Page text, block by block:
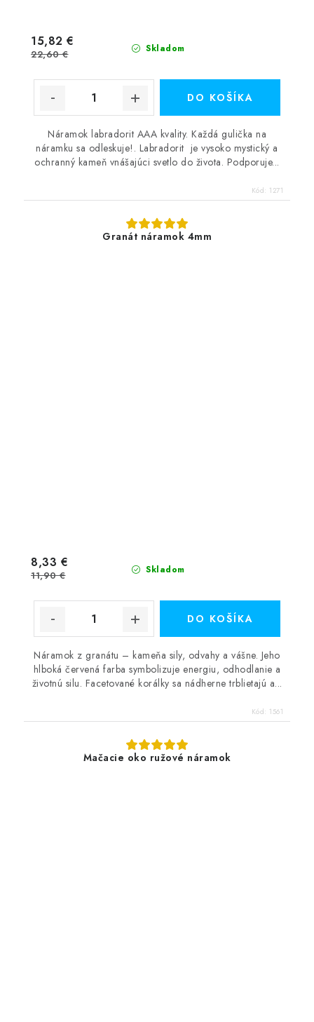
Skladom
15,82 €
22,60 €
DO KOŠÍKA
Náramok labradorit AAA kvality. Každá gulička na
náramku sa odleskuje!. Labradorit je vysoko mystický a
ochranný kameň vnášajúci svetlo do života. Podporuje...
Kód: 1271
Granát náramok 4mm
Skladom
8,33 €
11,90 €
DO KOŠÍKA
Náramok z granátu – kameňa sily, odvahy a vášne. Jeho
hlboká červená farba symbolizuje energiu, odhodlanie a
životnú silu. Facetované korálky sa nádherne trblietajú a...
Kód: 1561
Mačacie oko ružové náramok